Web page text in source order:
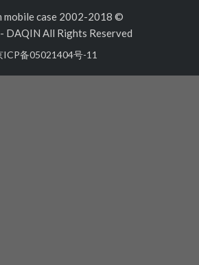
© 2002-2018 Custom mobile case
machine-DAQIN All Rights Reserved.
京ICP备05021404号-11